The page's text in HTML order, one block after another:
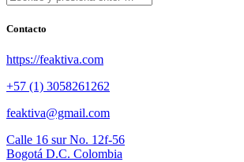
Contacto
https://feaktiva.com
+57 (1) 3058261262
feaktiva@gmail.com
Calle 16 sur No. 12f-56
Bogotá D.C. Colombia